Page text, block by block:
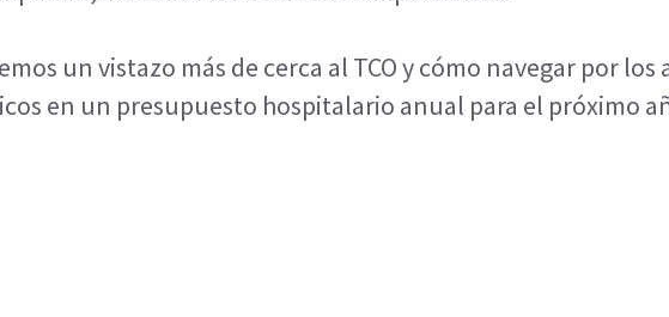
un vistazo más de cerca al TCO y cómo navegar por los
en un presupuesto hospitalario anual para el próximo